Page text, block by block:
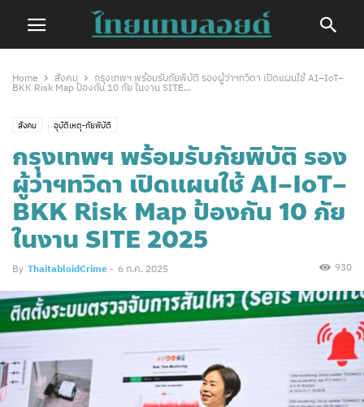
Home สังคม
กรุงเทพฯ พร้อมรับภัยพิบัติ รองผู้ว่าฯทวิดา เปิดแผนใช้ AI–IoT–
BKK Risk Map ป้องกัน 10 ภัย ในงาน SITE...
สังคม อุบัติเหตุ-ภัยพิบัติ
กรุงเทพฯ พร้อมรับภัยพิบัติ รอง
ผู้ว่าฯทวิดา เปิดแผนใช้ AI–IoT–
BKK Risk Map ป้องกัน 10 ภัย
ในงาน SITE 2025
By ThaitabloidCrime - 6 ก.ค. 2025 930